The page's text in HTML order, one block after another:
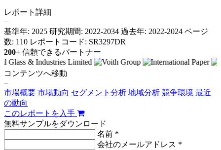
レポート詳細
−
基準年: 2025 研究期間: 2022-2034 過去年: 2022-2024 ページ
数: 110 レポートコード: SR3297DR
200+ 信頼できるパートナー
コンテンツへ移動
−
市場概要 市場動向 セグメント分析 地域分析 競争環境 最近
の動向
このレポートを入手
無料サンプルをダウンロード
名前 *
会社のメールアドレス *